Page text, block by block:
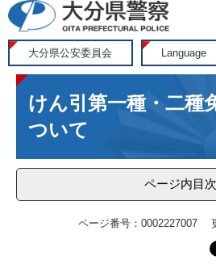
ペ
ジ
の
メ
ュ
ー
大分県公安委員会 Language
本
けん引第一種・二種
ついて
ページ内目次
ページ番号：0002227007